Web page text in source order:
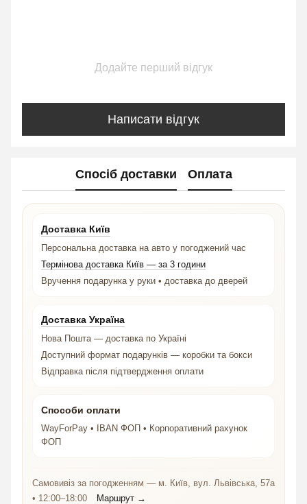
Додайте перший відгук
Написати відгук
Спосіб доставки Оплата
Доставка Київ
Персональна доставка на авто у погоджений час
Термінова доставка Київ — за 3 години
Вручення подарунка у руки • доставка до дверей
Доставка Україна
Нова Пошта — доставка по Україні
Доступний формат подарунків — коробки та бокси
Відправка після підтвердження оплати
Способи оплати
WayForPay • IBAN ФОП • Корпоративний рахунок
ФОП
Самовивіз за погодженням — м. Київ, вул. Львівська, 57а
• 12:00–18:00
Маршрут →